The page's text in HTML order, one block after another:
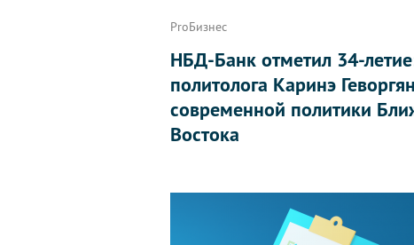
ProБизнес
НБД-Банк отметил 34-
политолога Каринэ
современной политики
Востока